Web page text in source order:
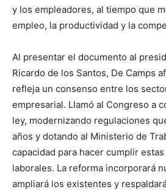
y los empleadores, al tiempo que
empleo, la productividad y la
Al presentar el documento al
Ricardo de los Santos, De Camps
refleja un consenso entre los
empresarial. Llamó al Congreso a
ley, modernizando regulaciones
años y dotando al Ministerio de
capacidad para hacer cumplir
laborales. La reforma incorporará
ampliará los existentes y